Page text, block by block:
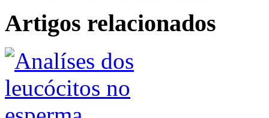
Artigos relacionados